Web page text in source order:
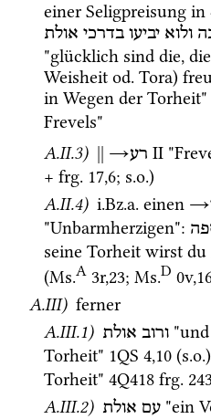
einer Seligpreisung in
ולוא יביעו בדרכי אולת
"glücklich sind die,
Weisheit od. Tora)
in Wegen der Torheit"
Frevels"
A.II.3) || →רע ‎ II
+ frg. 17,6; s.o.)
A.II.4) i.Bz.a. einen →
"Unbarmherzigen":
seine Torheit wirst
(Ms.A 3r,23; Ms.D 0v,
A.III) ferner
A.III.1)
ורוב אולת
Torheit" 1QS 4,10 (s.o.
Torheit" 4Q418 frg.
A.III.2)
עם אולת "ein